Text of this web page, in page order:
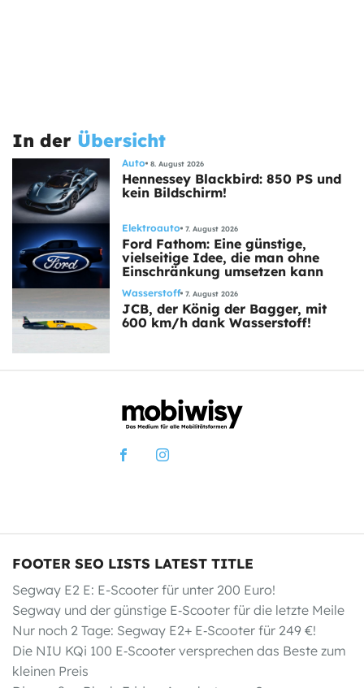
In der Übersicht
Auto 8. August 2026
Hennessey Blackbird: 850 PS und
kein Bildschirm!
Elektroauto 7. August 2026
Ford Fathom: Eine günstige,
vielseitige Idee, die man ohne
Einschränkung umsetzen kann
Wasserstoff 7. August 2026
JCB, der König der Bagger, mit
600 km/h dank Wasserstoff!
FOOTER SEO LISTS LATEST TITLE
Segway E2 E: E-Scooter für unter 200 Euro!
Segway und der günstige E‑Scooter für die letzte Meile
Nur noch 2 Tage: Segway E2+ E‑Scooter für 249 €!
Die NIU KQi 100 E‑Scooter versprechen das Beste zum
kleinen Preis